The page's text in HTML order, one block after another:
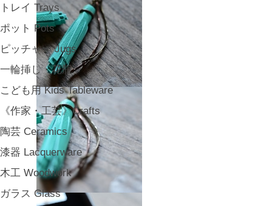
トレイ Trays
ポット Pots
ピッチャー Jugs
一輪挿し・花瓶
こども用 Kids Tableware
《作家・工芸》Crafts
陶芸 Ceramics
漆器 Lacquerware
木工 Woodwork
ガラス Glass